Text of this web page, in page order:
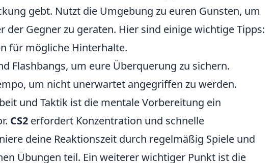
gebt. Nutzt die Umgebung zu euren Gunsten, um
der Gegner zu geraten. Hier sind einige wichtige Tipps:
für mögliche Hinterhalte.
Flashbangs, um eure Überquerung zu sichern.
um nicht unerwartet angegriffen zu werden.
und Taktik ist die mentale Vorbereitung ein
CS2 erfordert Konzentration und schnelle
deine Reaktionszeit durch regelmäßig Spiele und
Übungen teil. Ein weiterer wichtiger Punkt ist die